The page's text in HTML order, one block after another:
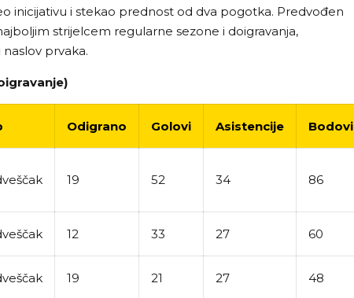
inicijativu i stekao prednost od dva pogotka. Predvođen
strijelcem regularne sezone i doigravanja,
prvaka.
Odigrano Golovi Asistencije Bodovi
19 52 34 86
12 33 27 60
19 21 27 48